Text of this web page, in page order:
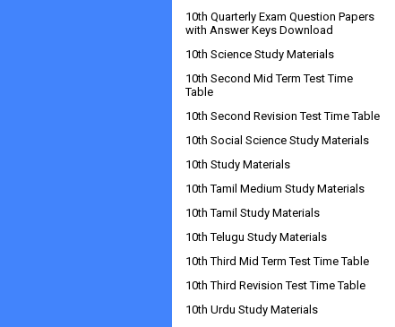
10th Quarterly Exam Question Papers
with Answer Keys Download
10th Science Study Materials
10th Second Mid Term Test Time
Table
10th Second Revision Test Time Table
10th Social Science Study Materials
10th Study Materials
10th Tamil Medium Study Materials
10th Tamil Study Materials
10th Telugu Study Materials
10th Third Mid Term Test Time Table
10th Third Revision Test Time Table
10th Urdu Study Materials